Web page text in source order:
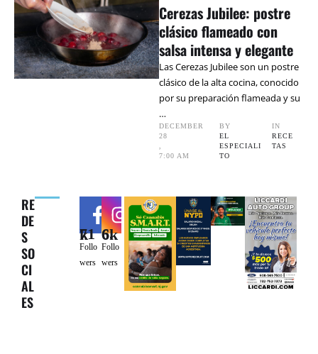
Cerezas Jubilee: postre
clásico flameado con
salsa intensa y elegante
Las Cerezas Jubilee son un postre
clásico de la alta cocina, conocido
por su preparación flameada y su
…
DECEMBER
28
,
7:00 AM
BY
EL
ESPECIALI
TO
IN
RECE
TAS
RE
DE
S
SO
CI
AL
ES
71k
Follo
wers
6.6k
Follo
wers